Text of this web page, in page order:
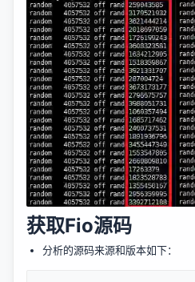
获取Fio源码
分析的源码来源和版本如下：